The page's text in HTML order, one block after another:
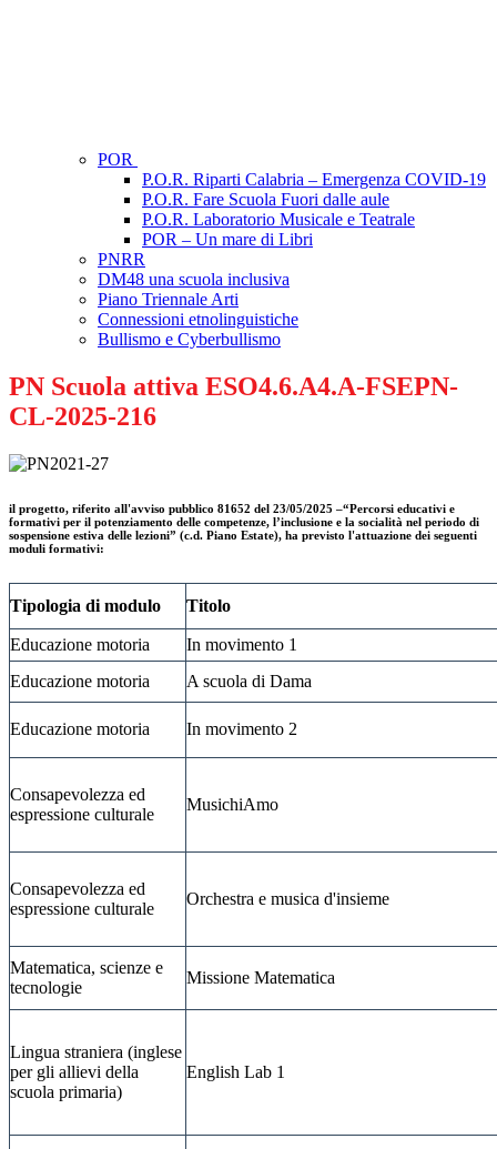
POR
P.O.R. Riparti Calabria – Emergenza COVID-19
P.O.R. Fare Scuola Fuori dalle aule
P.O.R. Laboratorio Musicale e Teatrale
POR – Un mare di Libri
PNRR
DM48 una scuola inclusiva
Piano Triennale Arti
Connessioni etnolinguistiche
Bullismo e Cyberbullismo
PN Scuola attiva ESO4.6.A4.A-FSEPN-
CL-2025-216
il progetto, riferito all'avviso pubblico 81652 del 23/05/2025 –“Percorsi educativi e
formativi per il potenziamento delle competenze, l’inclusione e la socialità nel periodo di
sospensione estiva delle lezioni” (c.d. Piano Estate), ha previsto l'attuazione dei seguenti
moduli formativi:
Tipologia di modulo Titolo
Educazione motoria
In movimento 1
Educazione motoria
A scuola di Dama
Educazione motoria In movimento 2
Consapevolezza ed
espressione culturale
MusichiAmo
Consapevolezza ed
espressione culturale
Orchestra e musica d'insieme
Matematica, scienze e
tecnologie
Missione Matematica
Lingua straniera (inglese
per gli allievi della
scuola primaria)
English Lab 1